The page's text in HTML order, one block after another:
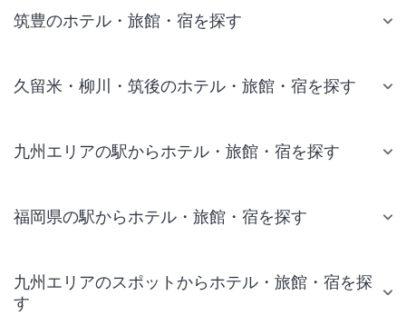
筑豊のホテル・旅館・宿を探す
久留米・柳川・筑後のホテル・旅館・宿を探す
九州エリアの駅からホテル・旅館・宿を探す
福岡県の駅からホテル・旅館・宿を探す
九州エリアのスポットからホテル・旅館・宿を探
す